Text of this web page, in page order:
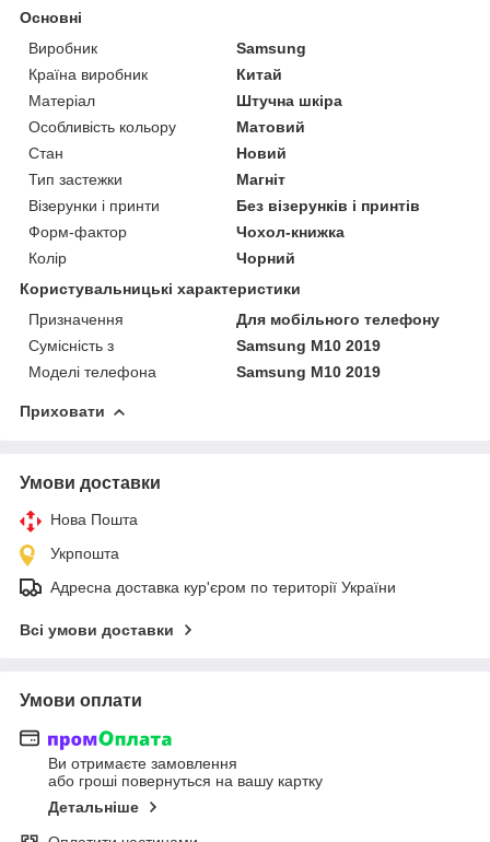
Основні
Виробник
Samsung
Країна виробник
Китай
Матеріал
Штучна шкіра
Особливість кольору
Матовий
Стан
Новий
Тип застежки
Магніт
Візерунки і принти
Без візерунків і принтів
Форм-фактор
Чохол-книжка
Колір
Чорний
Користувальницькі характеристики
Призначення
Для мобільного телефону
Сумісність з
Samsung M10 2019
Моделі телефона
Samsung M10 2019
Приховати
Умови доставки
Нова Пошта
Укрпошта
Адресна доставка кур'єром по території України
Всі умови доставки
Умови оплати
Ви отримаєте замовлення
або гроші повернуться на вашу картку
Детальніше